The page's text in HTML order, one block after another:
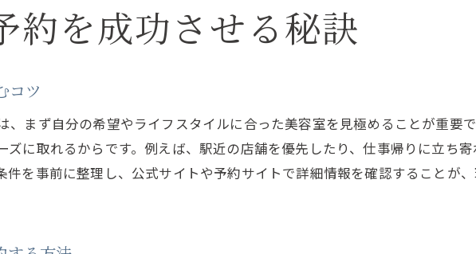
口コミ活用で美容室予約の満足度を上げる方法
理想の髪型へ導く埼玉美容室の選び方
カラー技術が高い埼玉美容室の見極め方
埼玉でおすすめの美容室を比較するポイント
ランキングを参考に美容室の技術力をチェック
約を成功させる秘訣
コツ
まず自分の希望やライフスタイルに合った美容室を見極めることが重要
に取れるからです。例えば、駅近の店舗を優先したり、仕事帰りに立ち
件を事前に整理し、公式サイトや予約サイトで詳細情報を確認することが